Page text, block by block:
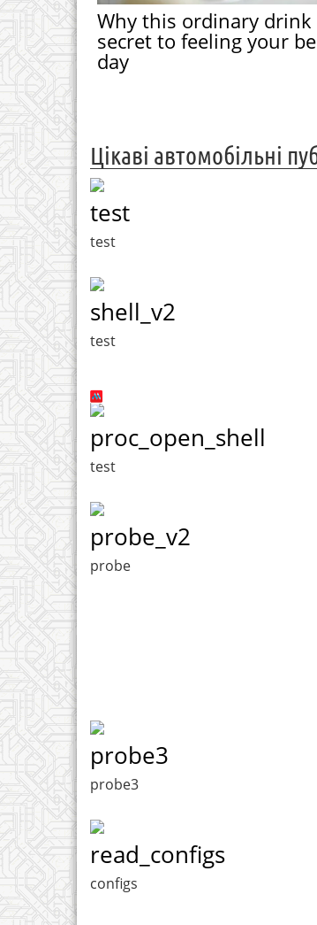
Why this ordinary drink
secret to feeling your
day
Цікаві автомобільні
test
test
shell_v2
test
proc_open_shell
test
probe_v2
probe
probe3
probe3
read_configs
configs